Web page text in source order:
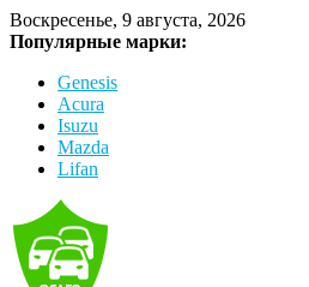
Воскресенье, 9 августа, 2026
Популярные марки:
Genesis
Acura
Isuzu
Mazda
Lifan